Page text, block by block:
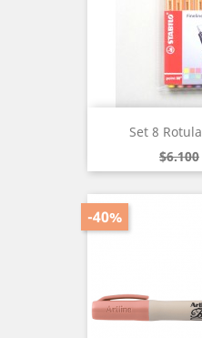
Set 8
Precio
base
$6.100
-40%